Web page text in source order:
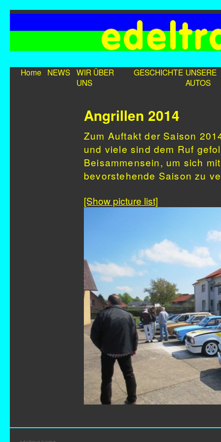
Home NEWS WIR ÜBER
UNS
GESCHICHTE UNSERE
AUTOS
Angrillen 2014
Zum Auftakt der Saison
und viele sind dem Ruf
Beisammensein, um sich
bevorstehende Saison zu
[Show picture list]